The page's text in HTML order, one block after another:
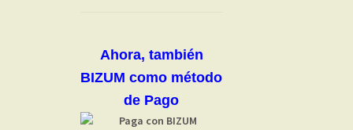
Ahora, también
BIZUM como método
de Pago